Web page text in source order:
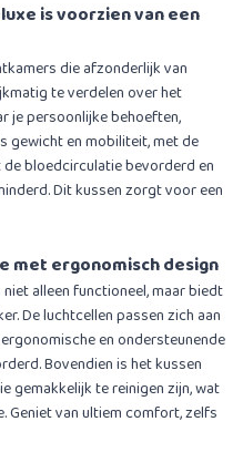
is voorzien van een
die afzonderlijk van
te verdelen over het
je persoonlijke behoeften,
gewicht en mobiliteit, met de
bloedcirculatie bevorderd en
Dit kussen zorgt voor een
met ergonomisch design
alleen functioneel, maar biedt
De luchtcellen passen zich aan
en ondersteunende
Bovendien is het kussen
gemakkelijk te reinigen zijn, wat
Geniet van ultiem comfort, zelfs